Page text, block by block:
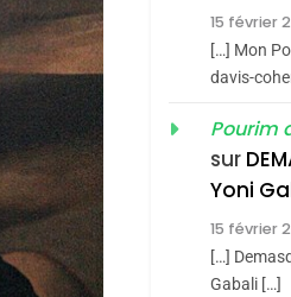
3
4
15 février
[…] Mon
davis-
Pourim
sur
Yoni
15 février
[…]
Gabali […]